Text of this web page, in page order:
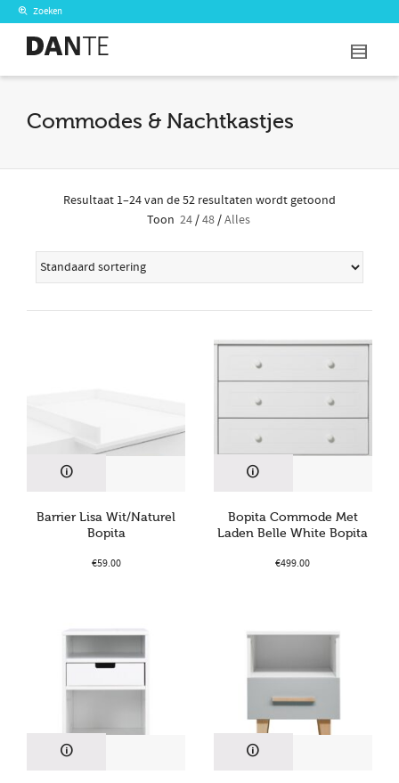
I'm looking forproductin a sizesize.
Show me the
Super Search
Zoeken
Commodes & Nachtkastjes
Resultaat 1–24 van de 52 resultaten wordt getoond
Toon 24/48/Alles
Barrier Lisa Wit/Naturel
Bopita
€59.00
Bopita Commode Met
Laden Belle White Bopita
€499.00